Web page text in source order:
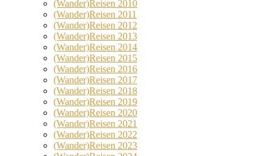
(Wander)Reisen 2010
(Wander)Reisen 2011
(Wander)Reisen 2012
(Wander)Reisen 2013
(Wander)Reisen 2014
(Wander)Reisen 2015
(Wander)Reisen 2016
(Wander)Reisen 2017
(Wander)Reisen 2018
(Wander)Reisen 2019
(Wander)Reisen 2020
(Wander)Reisen 2021
(Wander)Reisen 2022
(Wander)Reisen 2023